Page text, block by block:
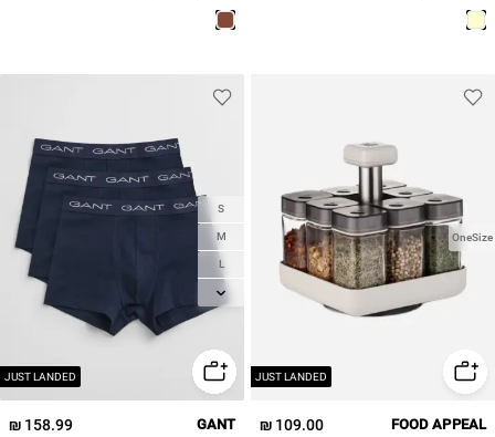
3.9 ליטר HERITAGE
JUST LANDED
OneSize
109.00 ₪ FOOD APPEAL
JUST LANDED
S
M
L
XL
158.99 ₪ GANT